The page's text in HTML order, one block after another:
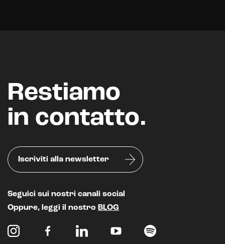
Restiamo
in contatto.
Iscriviti alla newsletter
Seguici sui nostri canali social
Oppure, leggi il nostro BLOG